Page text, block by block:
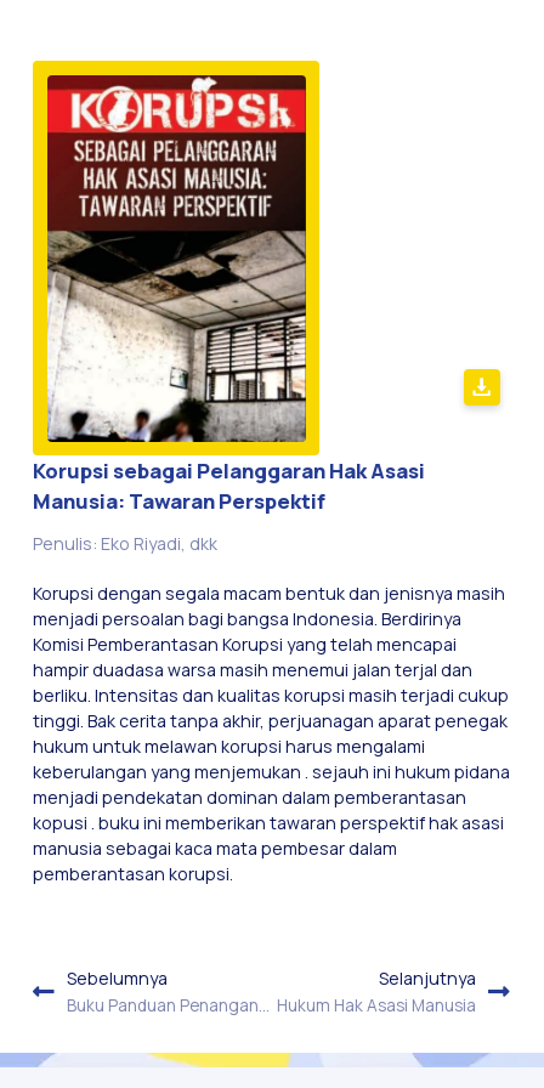
Korupsi sebagai Pelanggaran Hak Asasi
Manusia: Tawaran Perspektif
Penulis: Eko Riyadi, dkk
Korupsi dengan segala macam bentuk dan jenisnya masih
menjadi persoalan bagi bangsa Indonesia. Berdirinya
Komisi Pemberantasan Korupsi yang telah mencapai
hampir duadasa warsa masih menemui jalan terjal dan
berliku. Intensitas dan kualitas korupsi masih terjadi cukup
tinggi. Bak cerita tanpa akhir, perjuanagan aparat penegak
hukum untuk melawan korupsi harus mengalami
keberulangan yang menjemukan . sejauh ini hukum pidana
menjadi pendekatan dominan dalam pemberantasan
kopusi . buku ini memberikan tawaran perspektif hak asasi
manusia sebagai kaca mata pembesar dalam
pemberantasan korupsi.
Sebelumnya
Buku Panduan Penanganan Konflik Bernuansa Agama.
Selanjutnya
Hukum Hak Asasi Manusia